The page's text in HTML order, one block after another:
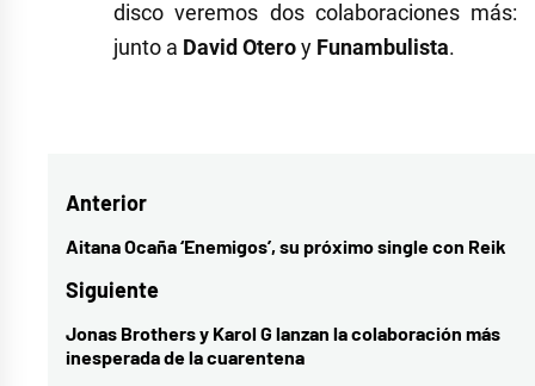
disco veremos dos colaboraciones más:
junto a David Oteroy Funambulista.
cultura
India
música
música
Navegación
de
entradas
Anterior
Entrada
anterior:
Aitana Ocaña ‘Enemigos’, su próximo single con Reik
Siguiente
Entrada
siguiente:
Jonas Brothers y Karol G lanzan la colaboración más
inesperada de la cuarentena